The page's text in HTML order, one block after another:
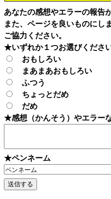
あなたの感想やエラーの報告
また、ページを良いものにし
ご協力ください。
★いずれか１つお選びください
おもしろい
まあまあおもしろい
ふつう
ちょっとだめ
だめ
★感想（かんそう）やエラー
★ペンネーム